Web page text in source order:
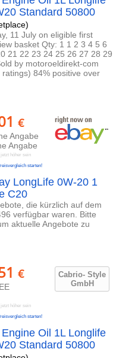
Standard 50800
11 July on eligible first
basket Qty: 1 1 2 3 4 5 6
21 22 23 24 25 26 27 28 29
by motoroeldirekt-com
84% positive over
€
Angabe
Angabe
jetzt höher sein
starten!
LongLife 0W-20 1
C20
die kürzlich auf dem
verfügbar waren. Bitte
aktuelle Angebote zu
Cabrio- Style
GmbH
€
jetzt höher sein
starten!
Oil 1L Longlife
Standard 50800